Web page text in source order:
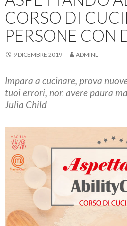
CORSO DI
PERSONE CON
9 DICEMBRE 2019 ADMINL
Impara a cucinare, prova
tuoi errori, non avere paura
Julia Child